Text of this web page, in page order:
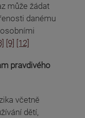
může žádat
danému
[9] [12]
pravdivého
včetně
dětí,